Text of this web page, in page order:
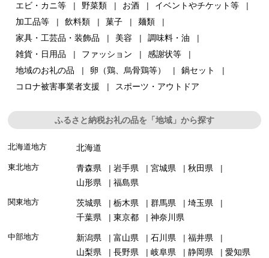
エビ・カニ等
野菜類 お酒
イベントやチケット等
加工品等
飲料類 菓子
麺類
家具・工芸品・装飾品
美容
調味料・油
雑貨・日用品
ファッション
感謝状等
地域のお礼の品
卵（鶏、烏骨鶏等）
鍋セット
コロナ被害事業者支援
スポーツ・アウトドア
ふるさと納税お礼の品を「地域」から探す
北海道地方 北海道
東北地方 青森県 岩手県 宮城県
秋田県
山形県
福島県
関東地方 茨城県 栃木県 群馬県
埼玉県
千葉県
東京都 神奈川県
中部地方 新潟県 富山県 石川県
福井県
山梨県
長野県 岐阜県 静岡県 愛知県